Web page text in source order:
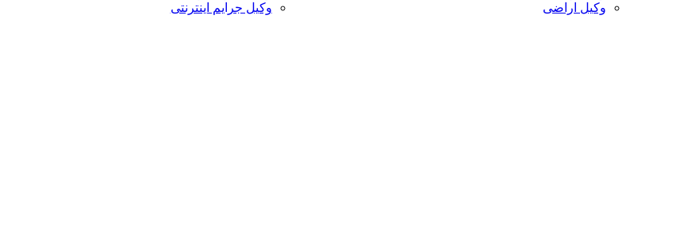
وکیل اراضی
وکیل جرایم اینترنتی